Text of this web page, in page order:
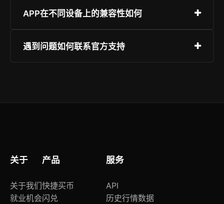
进入注册页面填写邮箱或手机号，设置密码并完成
APP在不同设备上的兼容性如何
OKX官方App全面适配iOS和Android主流机型，
遇到问题如何联系官方支持
线，平均响应时间小于30秒。
关于
关于我们
就业机会
产品
快捷买币
闪兑
服务
API
历史行情数据